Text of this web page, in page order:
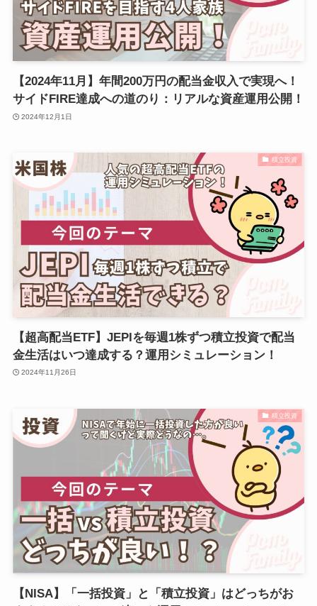
【2024年11月】年間200万円の配当金収入で実現へ！
サイドFIRE達成への道のり：リアルな資産運用公開！
2024年12月1日
積立投資
【超高配当ETF】JEPIを毎週1株ずつ積立投資で配当
金生活はいつ達成する？運用シミュレーション！
2024年11月26日
積立投資
【NISA】「一括投資」と「積立投資」はどっちがお